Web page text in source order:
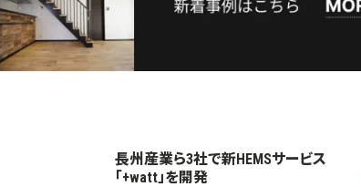
長州産業ら3社で新HEMSサービス
「+watt」を開発